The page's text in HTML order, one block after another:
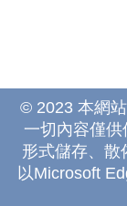
© 2023 本網
一切內容僅
形式儲存、散
以Microsoft